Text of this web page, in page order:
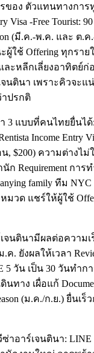
ของ ตัวแทนทางการทู
Visa -Free Tourist:
(มี.ค.-พ.ค. และ ต.
ผู้ใช้ Offering ทุกรา
และหลีกเลี่ยงอาทิตย์
นตินา เพราะคิวจะแ
าปรกติ
3 แบบที่คนไทยยื่นได้:
Income Entry
น, $200) ความต่างไม่
ก Requirement การ
family ทีม
มวด แชร์ให้ผู้ใช้
นตินามีผลต่อความเร็
. ยังผลให้เวลา
5 วัน เป็น 30 วันทำ
นทาง เผื่อแก้
(ม.ค./ก.ย.) ยื่นเร็ว
าอาร์เจนตินา: LINE